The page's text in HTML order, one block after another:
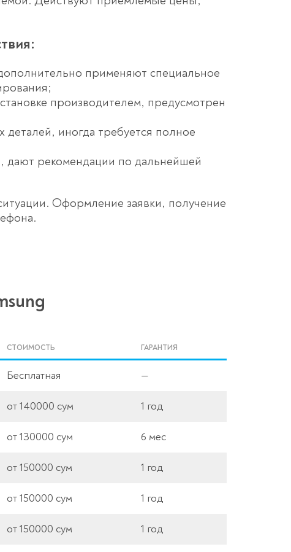
применяют специальное
производителем, предусмотрен
иногда требуется полное
дают рекомендации по дальнейшей
Оформление заявки, получение
СТОИМОСТЬ ГАРАНТИЯ
Бесплатная —
от 140000 сум 1 год
от 130000 сум 6 мес
от 150000 сум 1 год
от 150000 сум 1 год
от 150000 сум 1 год